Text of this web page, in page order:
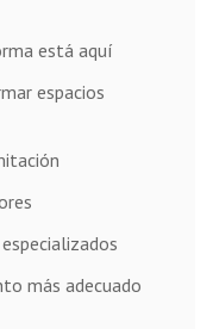
está aquí
espacios
más adecuado